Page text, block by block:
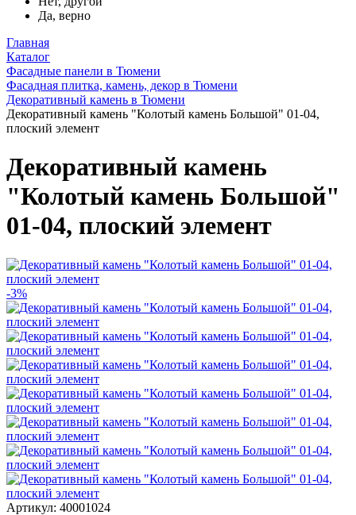
Да, верно
Главная
Каталог
Фасадные панели в Тюмени
Фасадная плитка, камень, декор в Тюмени
Декоративный камень в Тюмени
Декоративный камень "Колотый камень Большой" 01-04,
плоский элемент
Декоративный камень
"Колотый камень Большой"
01-04, плоский элемент
-3%
Артикул: 40001024